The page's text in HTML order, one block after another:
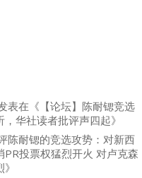
表在《 【论坛】陈耐锶竞选
，华社读者批评声四起》
陈耐锶的竞选攻势：对新西
PR投票权猛烈开火 对卢克森
》